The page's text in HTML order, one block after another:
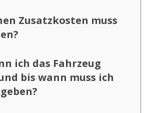
Zusatzkosten muss
ich das Fahrzeug
bis wann muss ich